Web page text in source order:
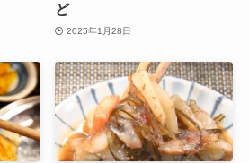
ど
2025年1月28日